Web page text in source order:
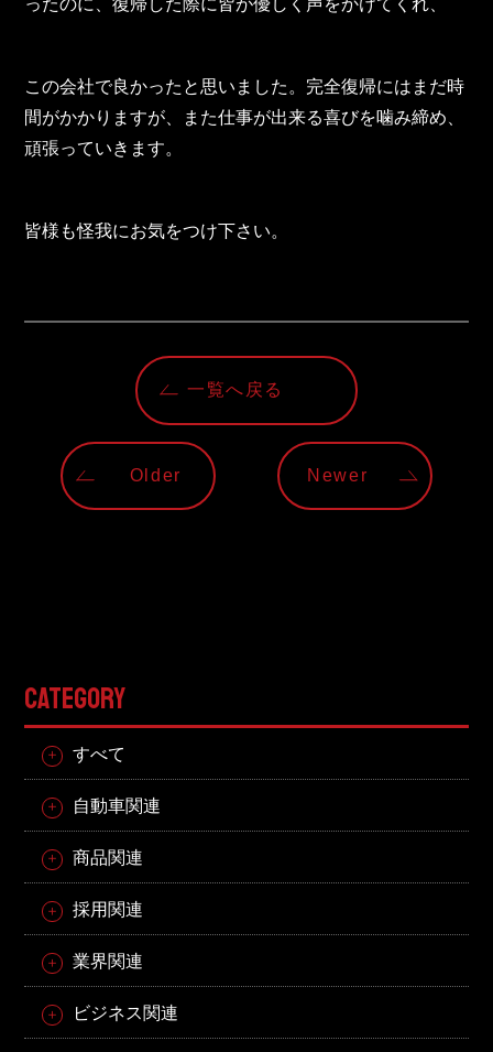
YouTube
この会社で良かったと思いました。完全復帰にはまだ時
間がかかりますが、また仕事が出来る喜びを噛み締め、
頑張っていきます。
皆様も怪我にお気をつけ下さい。
一覧へ戻る
Older Newer
CATEGORY
すべて
自動車関連
商品関連
採用関連
業界関連
ビジネス関連